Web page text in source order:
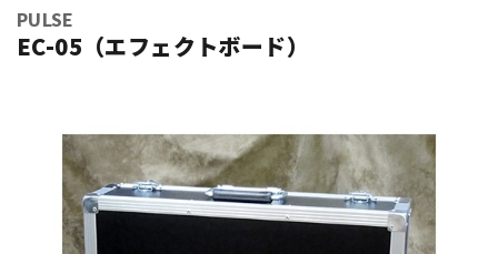
ベース ウクレレ
PULSE
EC-05（エフェクトボード）